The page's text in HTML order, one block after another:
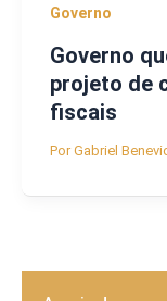
Governo
Governo
projeto de
fiscais
PorGabriel